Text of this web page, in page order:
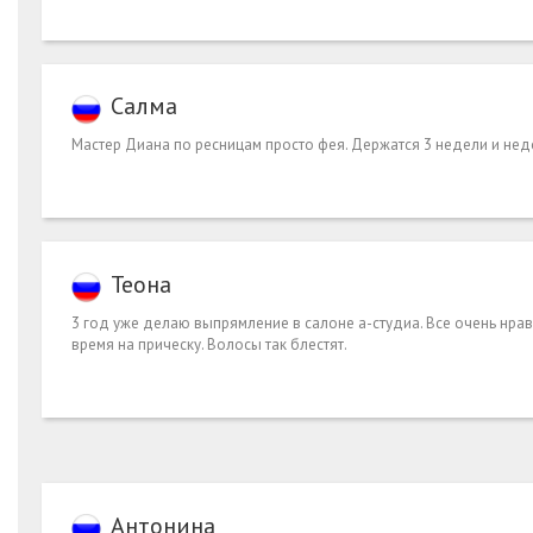
Салма
Мастер Диана по ресницам просто фея. Держатся 3 недели и
Теона
3 год уже делаю выпрямление в салоне а-студиа. Все очень
время на прическу. Волосы так блестят.
Антонина